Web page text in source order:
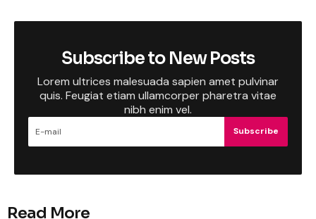
Subscribe to New Posts
Lorem ultrices malesuada sapien amet pulvinar
quis. Feugiat etiam ullamcorper pharetra vitae
nibh enim vel.
Subscribe
Read More